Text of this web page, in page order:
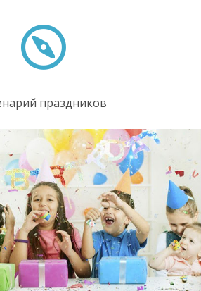
праздников